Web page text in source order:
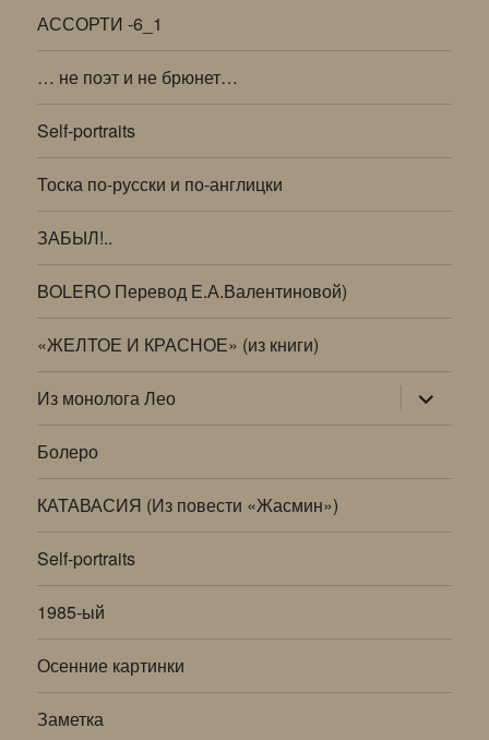
АССОРТИ -6_1
… не поэт и не брюнет…
Self-portraits
Тоска по-русски и по-англицки
ЗАБЫЛ!..
BOLERO Перевод Е.А.Валентиновой)
«ЖЕЛТОЕ И КРАСНОЕ» (из книги)
Из монолога Лео раскрыть
дочернее
меню
Болеро
КАТАВАСИЯ (Из повести «Жасмин»)
Self-portraits
1985-ый
Осенние картинки
Заметка